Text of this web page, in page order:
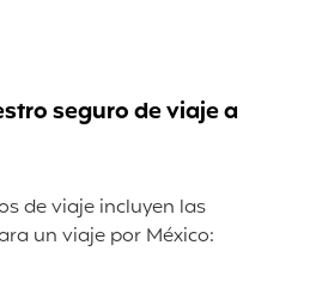
seguro de viaje a
de viaje incluyen las
un viaje por México: